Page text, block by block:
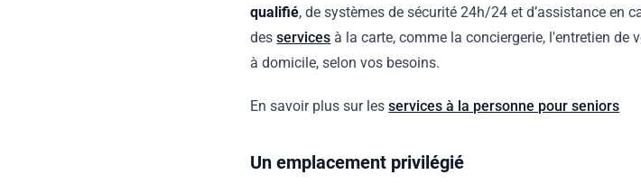
qualifié, de systèmes de sécurité 24h/24 et d’assistance en
desservices à la carte, comme la conciergerie, l'entretien de
à domicile, selon vos besoins.
En savoir plus sur lesservices à la personne pour seniors
Un emplacement privilégié